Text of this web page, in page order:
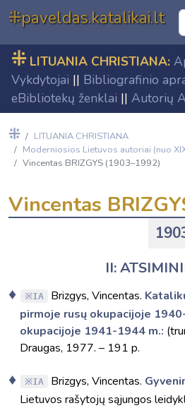
⁜paveldas.katalikai.lt
⁜ LITUANIA CHRISTIANA:
Vykdytojai || Bibliografinio
eBibliotekų ženklai || Autorių
⁜
LITUANIA CHRISTIANA
Moderniosios Lietuvos autoriai (nuo
Vincentas BRIZGYS (1903–1992)
Vincentas
II:
IA Brizgys, Vincentas.
pirmoje rusų okupacijoje
okupacijoje 1941-1944 m.:
Draugas, 1977. – 191 p.
IA Brizgys, Vincentas.
Lietuvos rašytojų sąjungos